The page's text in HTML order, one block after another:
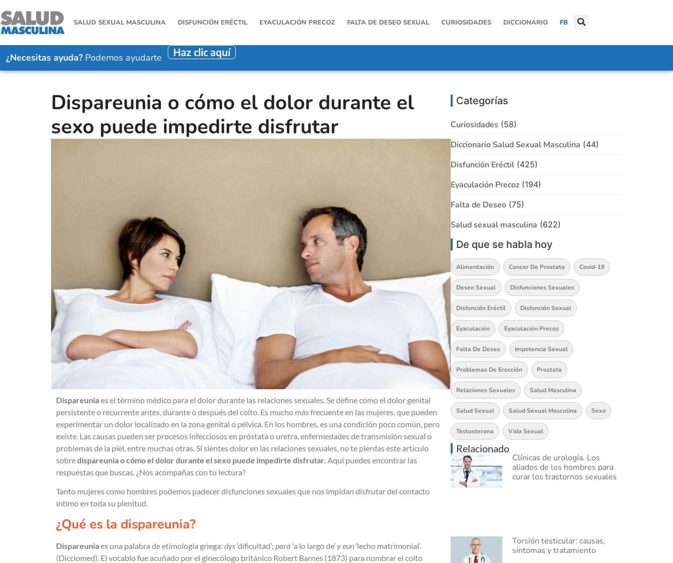
SALUD SEXUAL MASCULINA DISFUNCIÓN ERÉCTIL EYACULACIÓN PRECOZ FALTA DE DESEO SEXUAL CURIOSIDADES DICCIONARIO FB
¿Necesitas ayuda? Podemos ayudarte Haz clic aquí
Dispareunia o cómo el dolor durante el
sexo puede impedirte disfrutar
Dispareuniaes el término médico para el dolor durante las relaciones sexuales. Se define como el dolor genital
persistente o recurrente antes, durante o después del coito. Es mucho más frecuente en las mujeres, que pueden
experimentar un dolor localizado en la zona genital o pélvica. En los hombres, es una condición poco común, pero
existe. Las causas pueden ser procesos infecciosos en próstata o uretra, enfermedades de transmisión sexual o
problemas de la piel, entre muchas otras. Si sientes dolor en las relaciones sexuales, no te pierdas este artículo
sobredispareunia o cómo el dolor durante el sexo puede impedirte disfrutar. Aquí puedes encontrar las
respuestas que buscas. ¿Nos acompañas con tu lectura?
Tanto mujeres como hombres podemos padecer disfunciones sexuales que nos impidan disfrutar del contacto
íntimo en toda su plenitud.
¿Qué es la dispareunia?
Dispareuniaes una palabra de etimología griega: dys‘dificultad’; pará ‘a lo largo de’y eun‘lecho matrimonial’.
(Dicciomed). El vocablo fue acuñado por el ginecólogo británico Robert Barnes (1873) para nombrar el coito
Categorías
Curiosidades (58)
Diccionario Salud Sexual Masculina (44)
Disfunción Eréctil (425)
Eyaculación Precoz (194)
Falta de Deseo (75)
Salud sexual masculina (622)
De que se habla hoy
Alimentación Cancer De Prostata Covid-19
Deseo Sexual Disfunciones Sexuales
Disfunción Eréctil Disfunción Sexual
Eyaculación Eyaculación Precoz
Falta De Deseo Impotencia Sexual
Problemas De Erección Prostata
Relaciones Sexuales Salud Masculina
Salud Sexual Salud Sexual Masculina Sexo
Testosterona Vida Sexual
Relacionado
Clínicas de urología. Los
aliados de los hombres para
curar los trastornos sexuales
Torsión testicular: causas,
síntomas y tratamiento